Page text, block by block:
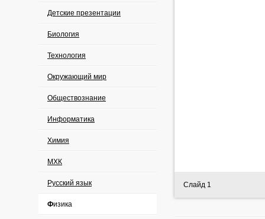
Детские презентации
Биология
Технология
Окружающий мир
Обществознание
Информатика
Химия
МХК
Русский язык
Физика
Слайд 1